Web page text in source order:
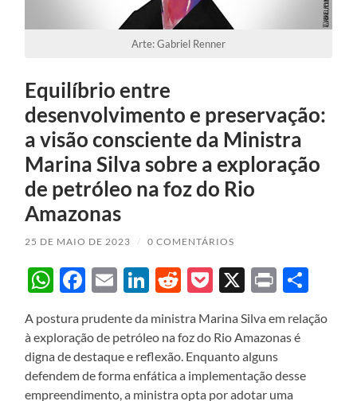
Arte: Gabriel Renner
Equilíbrio entre
desenvolvimento e preservação:
a visão consciente da Ministra
Marina Silva sobre a exploração
de petróleo na foz do Rio
Amazonas
25 DE MAIO DE 2023 / 0 COMENTÁRIOS
WhatsApp
Facebook
EmailLinkedIn
Reddit
Pocket
X Print
A postura prudente da ministra Marina Silva em relação
à exploração de petróleo na foz do Rio Amazonas é
digna de destaque e reflexão. Enquanto alguns
defendem de forma enfática a implementação desse
empreendimento, a ministra opta por adotar uma